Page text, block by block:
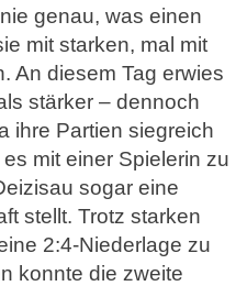
genau, was einen
mit starken, mal mit
An diesem Tag erwies
stärker – dennoch
ihre Partien siegreich
mit einer Spielerin zu
sogar eine
stellt. Trotz starken
2:4-Niederlage zu
konnte die zweite